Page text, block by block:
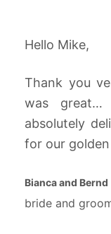
Hello Mike,
Thank you
was great…
absolutely
for our
Bianca and Bernd
bride and